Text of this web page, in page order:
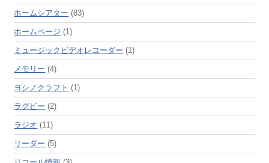
ホームシアター (83)
ホームページ (1)
ミュージックビデオレコーダー (1)
メモリー (4)
ヨシノクラフト (1)
ラグビー (2)
ラジオ (11)
リーダー (5)